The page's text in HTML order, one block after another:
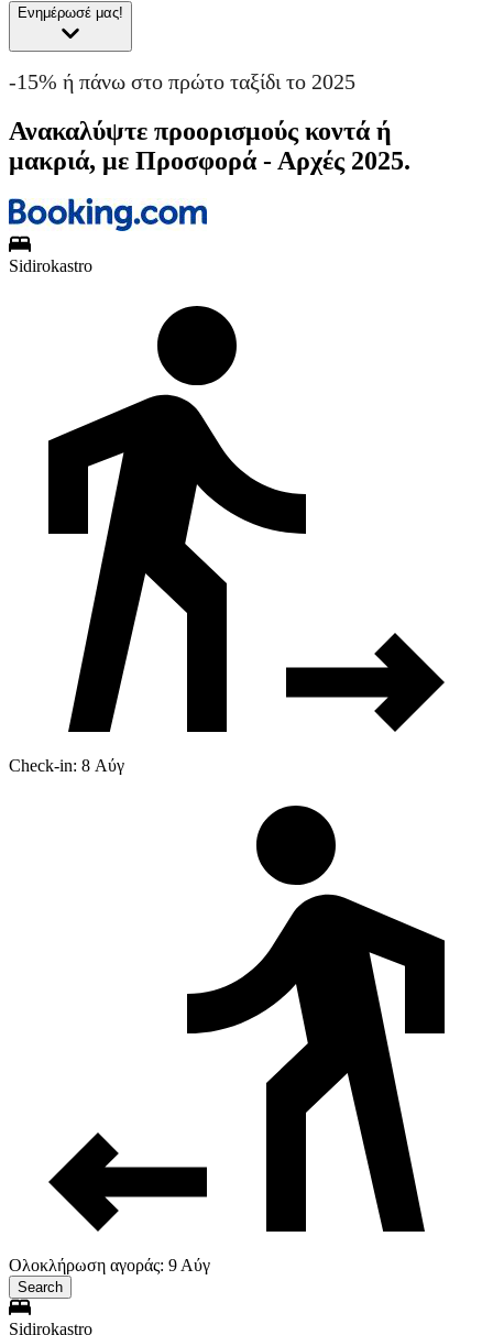
Ενημέρωσέ μας!
-15% ή πάνω στο πρώτο ταξίδι το 2025
Ανακαλύψτε προορισμούς κοντά ή
μακριά, με Προσφορά - Αρχές 2025.
Sidirokastro
Check-in: 8 Αύγ
Ολοκλήρωση αγοράς: 9 Αύγ
Search
Sidirokastro